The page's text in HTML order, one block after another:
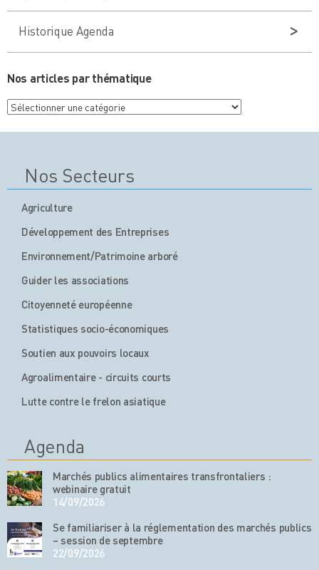
Historique Agenda
Nos articles par thématique
Nos
articles
Nos Secteurs
Agriculture
Développement des Entreprises
Environnement/Patrimoine arboré
Guider les associations
Citoyenneté européenne
Statistiques socio-économiques
Soutien aux pouvoirs locaux
Agroalimentaire - circuits courts
Lutte contre le frelon asiatique
Agenda
Marchés publics alimentaires transfrontaliers :
webinaire gratuit
14/09/2026
Se familiariser à la réglementation des marchés publics
– session de septembre
22/09/2026